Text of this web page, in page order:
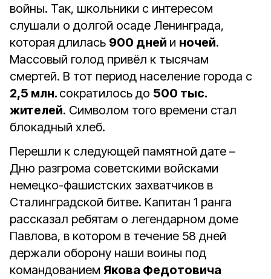
войны. Так, школьники с интересом
слушали о долгой осаде Ленинграда,
которая длилась 900 дней и ночей.
Массовый голод привёл к тысячам
смертей. В тот период население города с
2,5 млн. сократилось до 500 тыс.
жителей. Символом того времени стал
блокадный хлеб.
Перешли к следующей памятной дате –
Дню разгрома советскими войсками
немецко-фашистских захватчиков в
Сталинградской битве. Капитан 1 ранга
рассказал ребятам о легендарном доме
Павлова, в котором в течение 58 дней
держали оборону наши воины под
командованием Якова Федотовича